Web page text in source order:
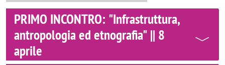
PRIMO INCONTRO: "Infrastruttura,
antropologia ed etnografia" || 8
aprile